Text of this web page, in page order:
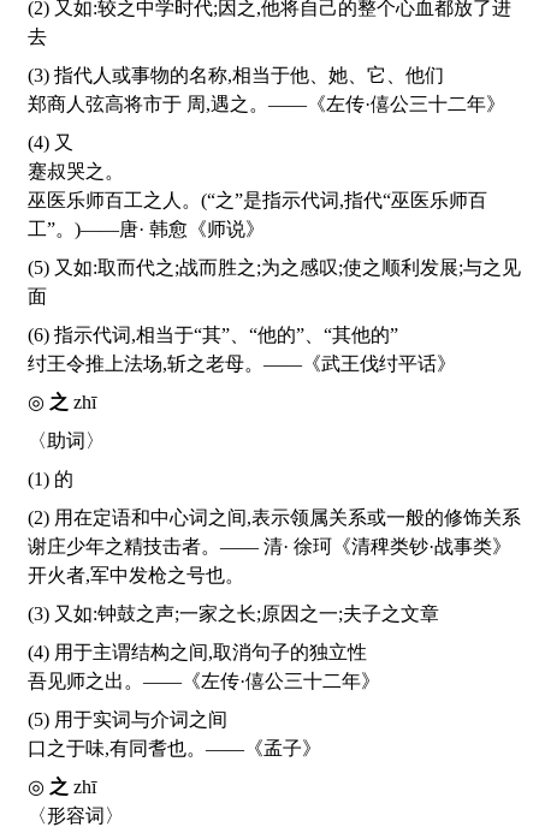
(2) 又如:较之中学时代;因之,他将自己的整个心血都放了进
去
(3) 指代人或事物的名称,相当于他、她、它、他们
郑商人弦高将市于 周,遇之。——《左传·僖公三十二年》
(4) 又
蹇叔哭之。
巫医乐师百工之人。(“之”是指示代词,指代“巫医乐师百
工”。)——唐· 韩愈《师说》
(5) 又如:取而代之;战而胜之;为之感叹;使之顺利发展;与之见
面
(6) 指示代词,相当于“其”、“他的”、“其他的”
纣王令推上法场,斩之老母。——《武王伐纣平话》
之 zhī
〈助词〉
(1) 的
(2) 用在定语和中心词之间,表示领属关系或一般的修饰关系
谢庄少年之精技击者。—— 清· 徐珂《清稗类钞·战事类》
开火者,军中发枪之号也。
(3) 又如:钟鼓之声;一家之长;原因之一;夫子之文章
(4) 用于主谓结构之间,取消句子的独立性
吾见师之出。——《左传·僖公三十二年》
(5) 用于实词与介词之间
口之于味,有同耆也。——《孟子》
之 zhī
〈形容词〉